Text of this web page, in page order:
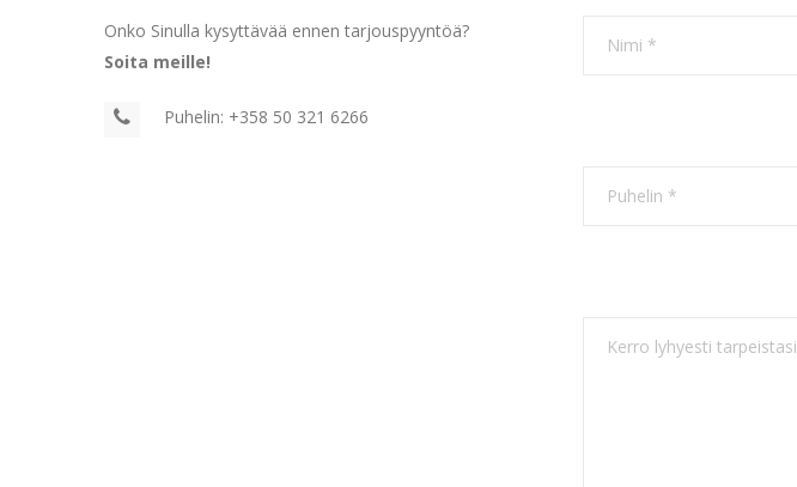
Onko Sinulla kysyttävää ennen tarjouspyyntöä?
Soita meille!
Puhelin: +358 50 321 6266